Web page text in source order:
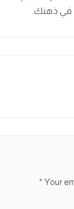
في ذهنك.
Your
*